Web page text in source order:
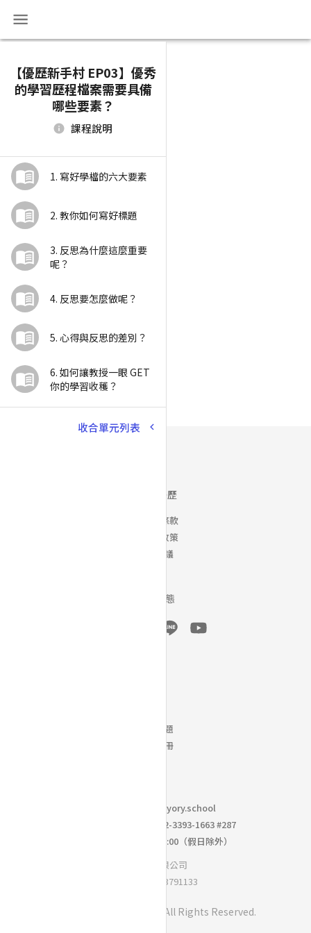
【優歷新手村 EP03】優秀
的學習歷程檔案需要具備
哪些要素？
課程說明
1. 寫好學檔的六大要素
2. 教你如何寫好標題
3. 反思為什麼這麼重要
呢？
4. 反思要怎麼做呢？
5. 心得與反思的差別？
6. 如何讓教授一眼 GET
你的學習收穫？
收合單元列表
Yory 優歷
使用者條款
隱私權政策
銷售協議
最新動態
常見問題
下載手冊
info@yory.school
校園採購洽詢專線： 02-3393-1663 #287
週一到週五 10:00 ~ 18:00（假日除外）
思學優有限公司
統一編號：93791133
All Rights Reserved.